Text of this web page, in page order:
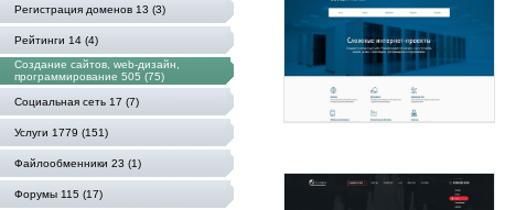
Регистрация доменов 13 (3)
Рейтинги 14 (4)
Создание сайтов, web-дизайн,
программирование 505 (75)
Социальная сеть 17 (7)
Услуги 1779 (151)
Файлообменники 23 (1)
Форумы 115 (17)